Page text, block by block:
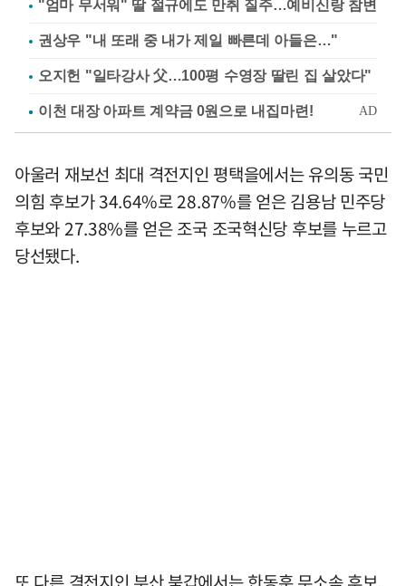
"엄마 무서워" 딸 절규에도 만취 질주…예비신랑 참변
권상우 "내 또래 중 내가 제일 빠른데 아들은…"
오지헌 "일타강사 父…100평 수영장 딸린 집 살았다"
아울러 재보선 최대 격전지인 평택을에서는 유의동 국민
의힘 후보가 34.64%로 28.87%를 얻은 김용남 민주당
후보와 27.38%를 얻은 조국 조국혁신당 후보를 누르고
당선됐다.